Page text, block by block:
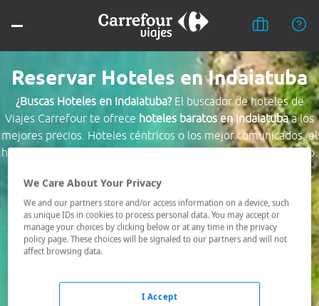
Reservar Hoteles en Indaiatuba
¿Buscas Hoteles en Indaiatuba?El buscador de hoteles de
Viajes Carrefour te ofrece hoteles baratos en Indaiatubaa los
mejores precios. Hoteles céntricos o los mejor comunicados, el
hotel que busques nosotros te lo encontramos al mejor precio.
Destino *
Fechas *
06/08/2026 - 07/08/2026
We Care About Your Privacy
We and our partners store and/or access information on a device, such
as unique IDs in cookies to process personal data. You may accept or
manage your choices by clicking below or at any time in the privacy
policy page. These choices will be signaled to our partners and will not
affect browsing data.
I Accept